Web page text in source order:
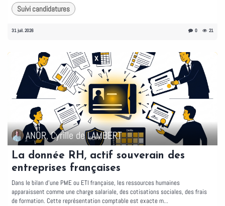
Suivi candidatures
31 juil. 2026 0 21
ANOR, Cyrille de LAMBERT
La donnée RH, actif souverain des
entreprises françaises
Dans le bilan d'une PME ou ETI française, les ressources humaines
apparaissent comme une charge salariale, des cotisations sociales, des frais
de formation. Cette représentation comptable est exacte m...